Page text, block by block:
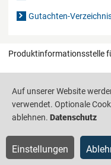
Gutachten-
Produktinformationsstelle
Auf unserer Website
verwendet. Optionale
ablehnen. Datenschutz
Einstellungen